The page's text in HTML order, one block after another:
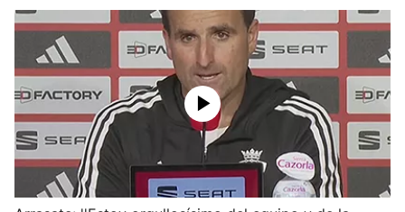
Ciclismo
Herri-kirolak
Balonmano
Kirolak 360